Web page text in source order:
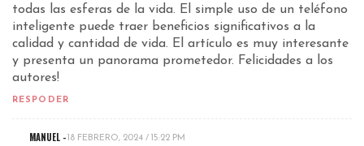
todas las esferas de la vida. El simple uso de un teléfono
inteligente puede traer beneficios significativos a la
calidad y cantidad de vida. El artículo es muy interesante
y presenta un panorama prometedor. Felicidades a los
autores!
RESPODER
MANUEL - 18 FEBRERO, 2024 / 15:22 PM